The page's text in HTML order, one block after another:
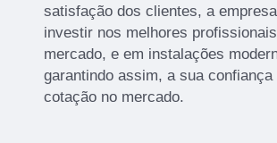
satisfação dos clientes, a
investir nos melhores
mercado, e em instalações
garantindo assim, a sua confiança
cotação no mercado.